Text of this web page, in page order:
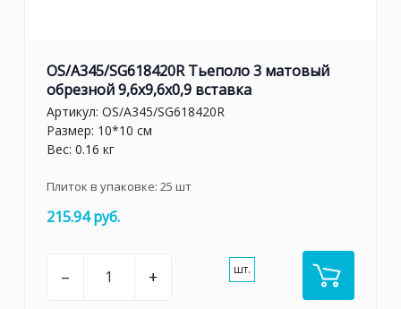
OS/A345/SG618420R Тьеполо 3 матовый
обрезной 9,6x9,6x0,9 вставка
Артикул: OS/A345/SG618420R
Размер: 10*10 см
Вес: 0.16 кг
Плиток в упаковке: 25 шт
215.94 руб.
– + шт.